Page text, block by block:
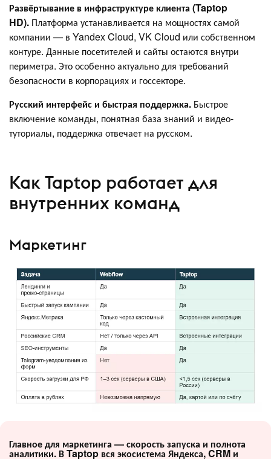
Развёртывание в инфраструктуре клиента (Taptop
HD). Платформа устанавливается на мощностях самой
компании — в Yandex Cloud, VK Cloud или собственном
контуре. Данные посетителей и сайты остаются внутри
периметра. Это особенно актуально для требований
безопасности в корпорациях и госсекторе.
Русский интерфейс и быстрая поддержка. Быстрое
включение команды, понятная база знаний и видео-
туториалы, поддержка отвечает на русском.
Как Taptop работает для
внутренних команд
Маркетинг
Главное для маркетинга — скорость запуска и полнота
аналитики. В Taptop вся экосистема Яндекса, CRM и